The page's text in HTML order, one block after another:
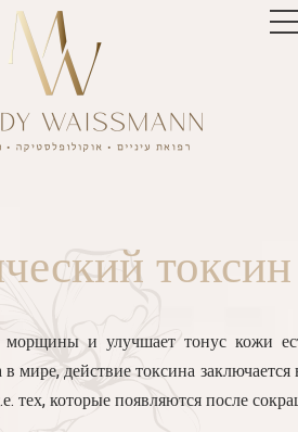
токсин
и улучшает тонус кожи
в мире, действие токсина
тех, которые появляются после